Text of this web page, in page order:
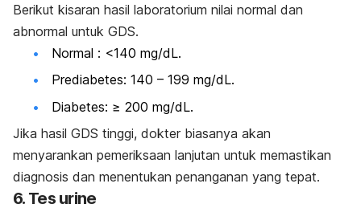
Berikut kisaran hasil laboratorium nilai normal dan
abnormal untuk GDS.
Normal : <140 mg/dL.
Prediabetes: 140 – 199 mg/dL.
Diabetes: ≥ 200 mg/dL.
Jika hasil GDS tinggi, dokter biasanya akan
menyarankan pemeriksaan lanjutan untuk memastikan
diagnosis dan menentukan penanganan yang tepat.
6. Tes urine